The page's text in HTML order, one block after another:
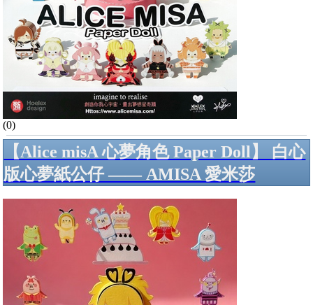
(0)
【Alice misA 心夢角色 Paper Doll】 白心
版心夢紙公仔 —— AMISA 愛米莎